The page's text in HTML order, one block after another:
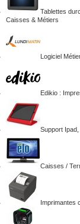
Tablettes
Caisses & Métiers
Logiciel
Edikio :
Support
Caisses /
Imprimantes